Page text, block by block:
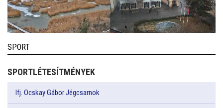
SPORT
SPORTLÉTESÍTMÉNYEK
Ifj. Ocskay Gábor Jégcsarnok